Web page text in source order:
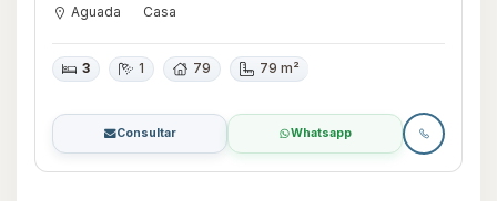
Aguada Casa
3 1 79 79 m²
Consultar Whatsapp